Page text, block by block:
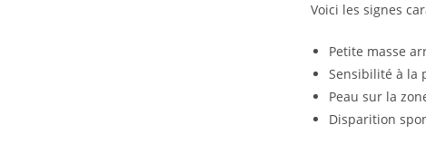
Voici les signes
Petite masse
Sensibilité à la
Peau sur la
Disparition